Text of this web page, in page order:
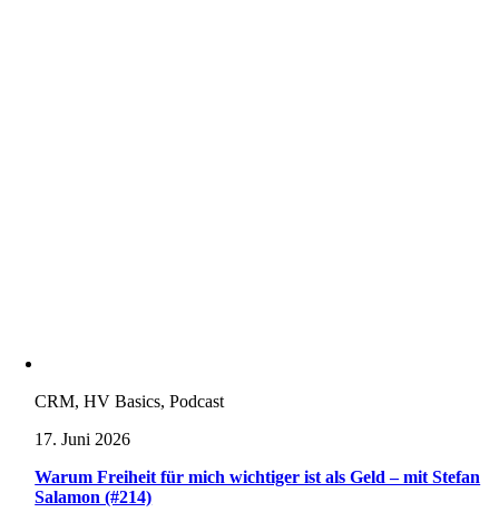
CRM, HV Basics, Podcast
17. Juni 2026
Warum Freiheit für mich wichtiger ist als Geld – mit Stefan
Salamon (#214)